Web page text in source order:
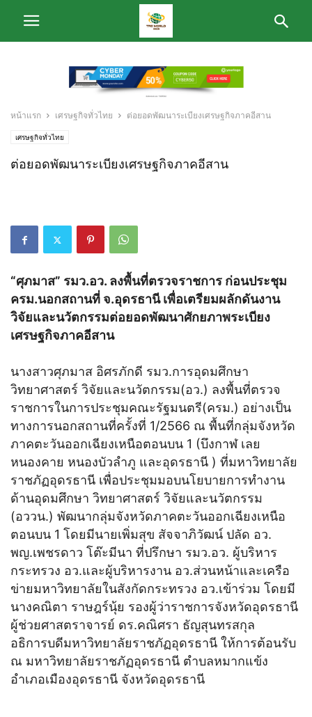
หน้าแรก เศรษฐกิจทั่วไทย ต่อยอดพัฒนาระเบียงเศรษฐกิจภาคอีสาน
เศรษฐกิจทั่วไทย
ต่อยอดพัฒนาระเบียงเศรษฐกิจภาคอีสาน
“ศุภมาส” รมว.อว. ลงพื้นที่ตรวจราชการ ก่อนประชุม
ครม.นอกสถานที่ จ.อุดรธานี เพื่อเตรียมผลักดันงาน
วิจัยและนวัตกรรมต่อยอดพัฒนาศักยภาพระเบียง
เศรษฐกิจภาคอีสาน
นางสาวศุภมาส อิศรภักดี รมว.การอุดมศึกษา
วิทยาศาสตร์ วิจัยและนวัตกรรม(อว.) ลงพื้นที่ตรวจ
ราชการในการประชุมคณะรัฐมนตรี(ครม.) อย่างเป็น
ทางการนอกสถานที่ครั้งที่ 1/2566 ณ พื้นที่กลุ่มจังหวัด
ภาคตะวันออกเฉียงเหนือตอนบน 1 (บึงกาฬ เลย
หนองคาย หนองบัวลำภู และอุดรธานี ) ที่มหาวิทยาลัย
ราชภัฏอุดรธานี เพื่อประชุมมอบนโยบายการทำงาน
ด้านอุดมศึกษา วิทยาศาสตร์ วิจัยและนวัตกรรม
(อววน.) พัฒนากลุ่มจังหวัดภาคตะวันออกเฉียงเหนือ
ตอนบน 1 โดยมีนายเพิ่มสุข สัจจาภิวัฒน์ ปลัด อว.
พญ.เพชรดาว โต๊ะมีนา ที่ปรึกษา รมว.อว. ผู้บริหาร
กระทรวง อว.และผู้บริหารงาน อว.ส่วนหน้าและเครือ
ข่ายมหาวิทยาลัยในสังกัดกระทรวง อว.เข้าร่วม โดยมี
นางคณิตา ราษฎร์นุ้ย รองผู้ว่าราชการจังหวัดอุดรธานี
ผู้ช่วยศาสตราจารย์ ดร.คณิศรา ธัญสุนทรสกุล
อธิการบดีมหาวิทยาลัยราชภัฏอุดรธานี ให้การต้อนรับ
ณ มหาวิทยาลัยราชภัฏอุดรธานี ตำบลหมากแข้ง
อำเภอเมืองอุดรธานี จังหวัดอุดรธานี